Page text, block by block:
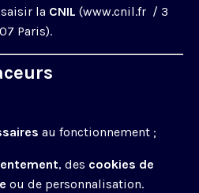
la CNIL (www.cnil.fr / 3
Paris).
au fonctionnement ;
, des cookies de
ou de personnalisation.